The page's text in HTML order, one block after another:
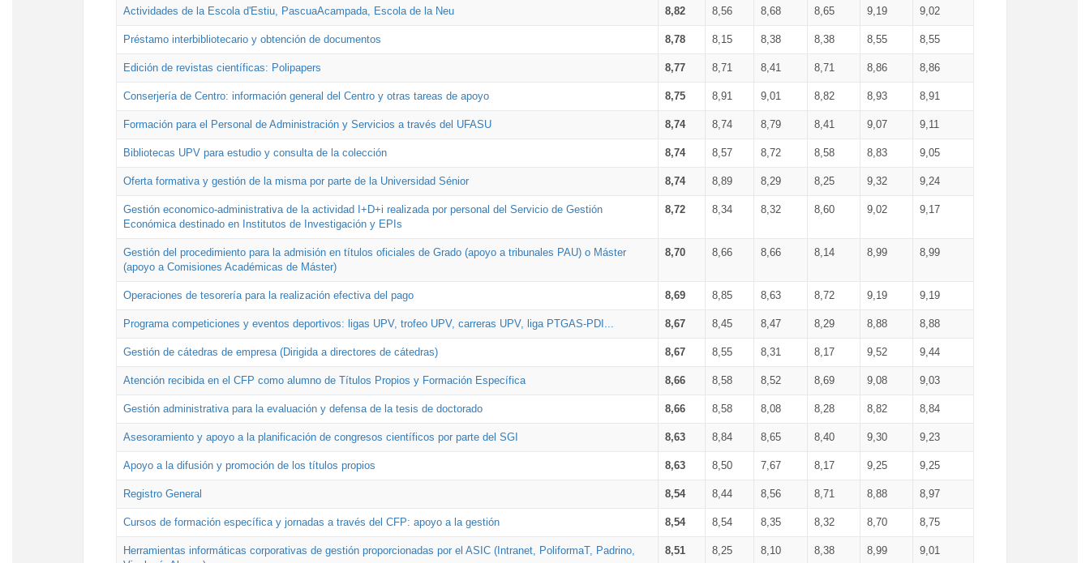
Actividades de la Escola d'Estiu, PascuaAcampada, Escola de la Neu 8,82 8,56 8,68 8,65 9,19 9,02
Préstamo interbibliotecario y obtención de documentos 8,78 8,15 8,38 8,38 8,55 8,55
Edición de revistas científicas: Polipapers 8,77 8,71 8,41 8,71 8,86 8,86
Conserjería de Centro: información general del Centro y otras tareas de apoyo 8,75 8,91 9,01 8,82 8,93 8,91
Formación para el Personal de Administración y Servicios a través del UFASU 8,74 8,74 8,79 8,41 9,07 9,11
Bibliotecas UPV para estudio y consulta de la colección 8,74 8,57 8,72 8,58 8,83 9,05
Oferta formativa y gestión de la misma por parte de la Universidad Sénior 8,74 8,89 8,29 8,25 9,32 9,24
Gestión economico-administrativa de la actividad I+D+i realizada por personal del Servicio de Gestión
Económica destinado en Institutos de Investigación y EPIs
8,72 8,34 8,32 8,60 9,02 9,17
Gestión del procedimiento para la admisión en títulos oficiales de Grado (apoyo a tribunales PAU) o Máster
(apoyo a Comisiones Académicas de Máster)
8,70 8,66 8,66 8,14 8,99 8,99
Operaciones de tesorería para la realización efectiva del pago 8,69 8,85 8,63 8,72 9,19 9,19
Programa competiciones y eventos deportivos: ligas UPV, trofeo UPV, carreras UPV, liga PTGAS-PDI... 8,67 8,45 8,47 8,29 8,88 8,88
Gestión de cátedras de empresa (Dirigida a directores de cátedras) 8,67 8,55 8,31 8,17 9,52 9,44
Atención recibida en el CFP como alumno de Títulos Propios y Formación Específica 8,66 8,58 8,52 8,69 9,08 9,03
Gestión administrativa para la evaluación y defensa de la tesis de doctorado 8,66 8,58 8,08 8,28 8,82 8,84
Asesoramiento y apoyo a la planificación de congresos científicos por parte del SGI 8,63 8,84 8,65 8,40 9,30 9,23
Apoyo a la difusión y promoción de los títulos propios 8,63 8,50 7,67 8,17 9,25 9,25
Registro General 8,54 8,44 8,56 8,71 8,88 8,97
Cursos de formación específica y jornadas a través del CFP: apoyo a la gestión 8,54 8,54 8,35 8,32 8,70 8,75
Herramientas informáticas corporativas de gestión proporcionadas por el ASIC (Intranet, PoliformaT, Padrino,
8,51 8,25 8,10 8,38 8,99 9,01